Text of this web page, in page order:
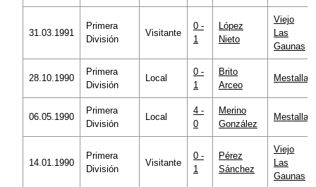
31.03.1991
Primera
División
Visitante
0 -
1
López
Nieto
Viejo
Las
Gaunas
28.10.1990
Primera
División
Local
0 -
1
Brito
Arceo
Mestalla
06.05.1990
Primera
División
Local
4 -
0
Merino
González
Mestalla
14.01.1990
Primera
División
Visitante
0 -
1
Pérez
Sánchez
Viejo
Las
Gaunas